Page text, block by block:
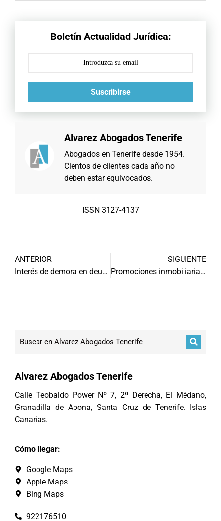
Boletín Actualidad Jurídica:
Suscribirse
Alvarez Abogados Tenerife
Abogados en Tenerife desde 1954.
Cientos de clientes cada año no
deben estar equivocados.
ISSN 3127-4137
ANTERIOR
Interés de demora en deudas
SIGUIENTE
Promociones inmobiliarias fallidas Tenerife
Alvarez Abogados Tenerife
Calle Teobaldo Power Nº 7, 2º Derecha, El Médano,
Granadilla de Abona, Santa Cruz de Tenerife. Islas
Canarias.
Cómo llegar:
Google Maps
Apple Maps
Bing Maps
922176510